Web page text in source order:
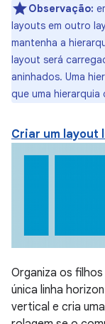
Observação:
layouts em outro
mantenha a
layout será
aninhados. Uma
que uma
Criar um layout
Organiza os filhos
única linha
vertical e cria